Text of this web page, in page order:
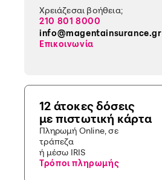
Χρειάζεσαι βοήθεια;
210 801 8000
info@magentainsurance.gr
Επικοινωνία
12 άτοκες δόσεις
με πιστωτική κάρτα
Πληρωμή Online, σε
τράπεζα
ή μέσω IRIS
Τρόποι πληρωμής